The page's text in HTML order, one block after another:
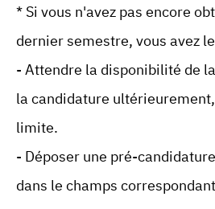
* Si vous n'avez pas encore
dernier semestre, vous avez
- Attendre la disponibilité de
la candidature
limite.
- Déposer une pré-
dans le champs